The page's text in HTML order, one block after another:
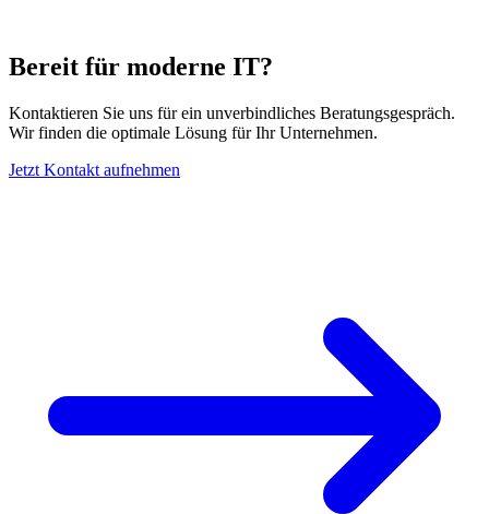
Bereit für moderne IT?
Kontaktieren Sie uns für ein unverbindliches Beratungsgespräch.
Wir finden die optimale Lösung für Ihr Unternehmen.
Jetzt Kontakt aufnehmen